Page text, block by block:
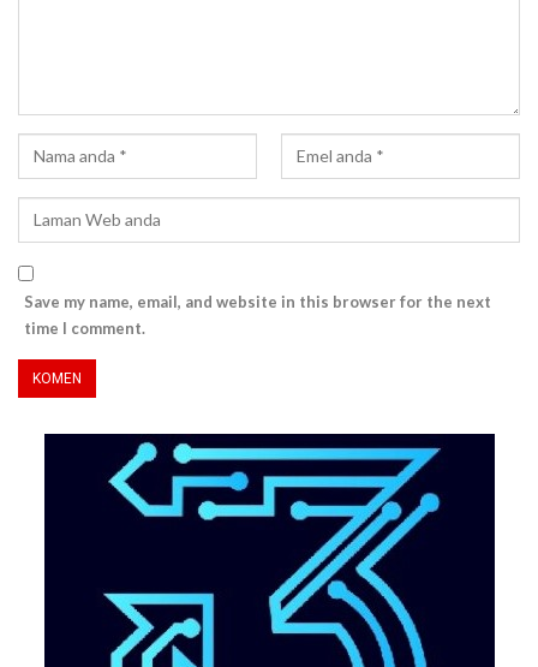
Save my name, email, and website in this browser for the next
time I comment.